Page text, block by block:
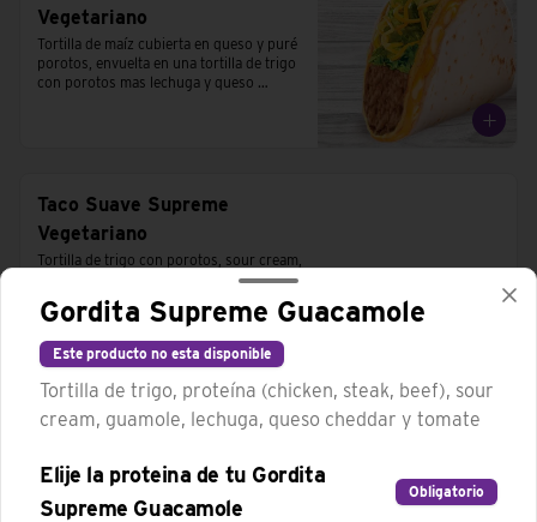
Vegetariano
Tortilla de maíz cubierta en queso y puré
porotos, envuelta en una tortilla de trigo
con porotos mas lechuga y queso
Taco Suave Supreme
Vegetariano
Tortilla de trigo con porotos, sour cream,
lechuga, queso cheddar y tomates.
Gordita Supreme Guacamole
Este producto no esta disponible
Tortilla de trigo, proteína (chicken, steak, beef), sour
cream, guamole, lechuga, queso cheddar y tomate
Elije la proteina de tu Gordita
Supreme Guacamole
Obligatorio